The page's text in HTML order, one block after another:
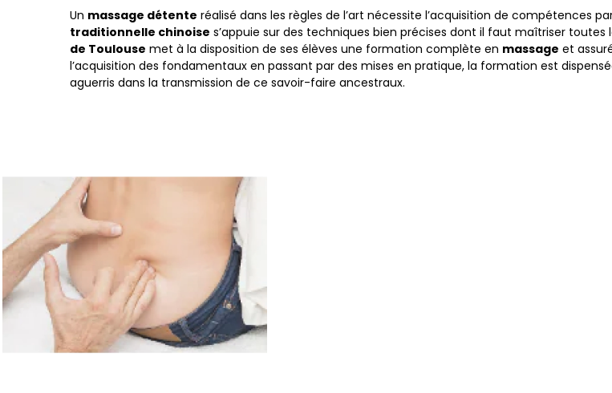
Un massage détente réalisé dans les règles de l’art nécessite l’acquisition de compétences
traditionnelle chinoise s’appuie sur des techniques bien précises dont il faut maîtriser toutes
de Toulouse met à la disposition de ses élèves une formation complète en massage et
l’acquisition des fondamentaux en passant par des mises en pratique, la formation est
aguerris dans la transmission de ce savoir-faire ancestraux.